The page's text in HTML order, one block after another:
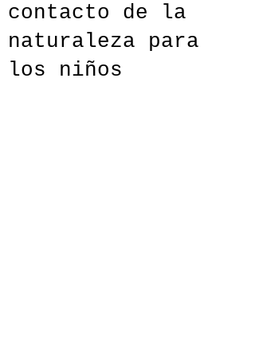
contacto de la
naturaleza para
los niños